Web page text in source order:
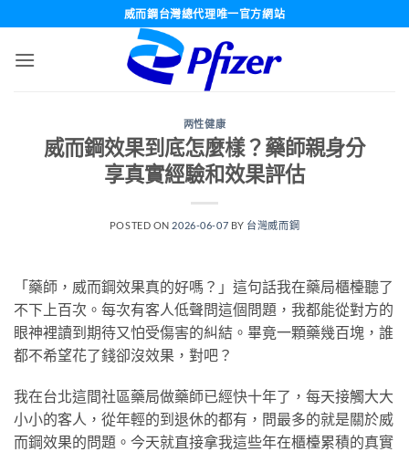
威而鋼台灣總代理唯一官方網站
两性健康
威而鋼效果到底怎麼樣？藥師親身分
享真實經驗和效果評估
POSTED ON 2026-06-07 BY 台灣威而鋼
「藥師，威而鋼效果真的好嗎？」這句話我在藥局櫃檯聽了
不下上百次。每次有客人低聲問這個問題，我都能從對方的
眼神裡讀到期待又怕受傷害的糾結。畢竟一顆藥幾百塊，誰
都不希望花了錢卻沒效果，對吧？
我在台北這間社區藥局做藥師已經快十年了，每天接觸大大
小小的客人，從年輕的到退休的都有，問最多的就是關於威
而鋼效果的問題。今天就直接拿我這些年在櫃檯累積的真實